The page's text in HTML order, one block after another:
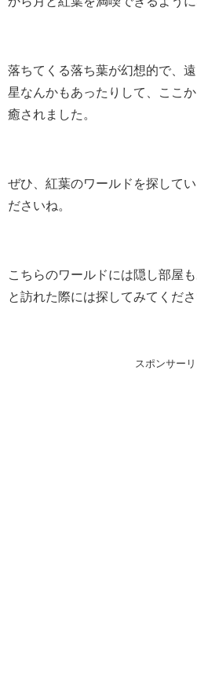
落ちてくる落ち葉が幻想的で、
星なんかもあったりして、ここ
癒されました。
ぜひ、紅葉のワールドを探して
ださいね。
こちらのワールドには隠し部屋
と訪れた際には探してみてくださ
スポンサー